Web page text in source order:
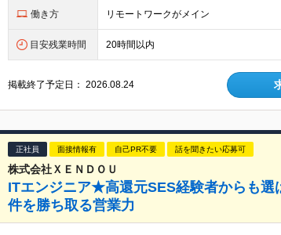
働き方 リモートワークがメイン
目安残業時間 20時間以内
掲載終了予定日：2026.08.24
正社員 面接情報有 自己PR不要 話を聞きたい応募可
株式会社ＸＥＮＤＯＵ
ITエンジニア★高還元SES経験者からも選
件を勝ち取る営業力